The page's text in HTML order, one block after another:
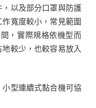
以及部分口罩與防護
寬度較小，常見範圍
，實際規格依機型而
較少，也較容易放入
型連續式黏合機可協